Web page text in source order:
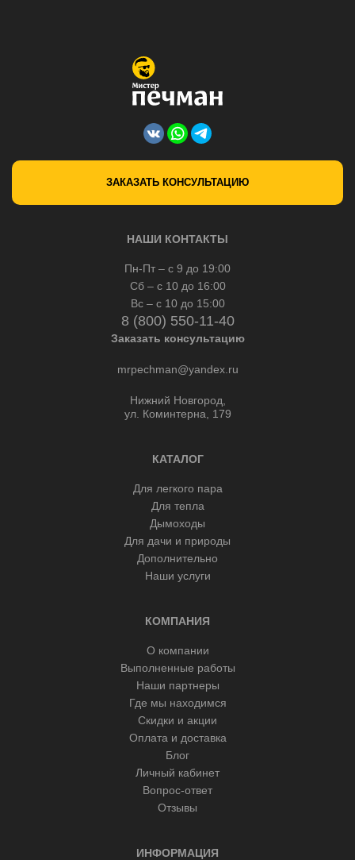
ЗАКАЗАТЬ КОНСУЛЬТАЦИЮ
НАШИ КОНТАКТЫ
Пн-Пт – с 9 до 19:00
Сб – с 10 до 16:00
Вс – с 10 до 15:00
8 (800) 550-11-40
Заказать консультацию
mrpechman@yandex.ru
Нижний Новгород,
ул. Коминтерна, 179
КАТАЛОГ
Для легкого пара
Для тепла
Дымоходы
Для дачи и природы
Дополнительно
Наши услуги
КОМПАНИЯ
О компании
Выполненные работы
Наши партнеры
Где мы находимся
Скидки и акции
Оплата и доставка
Блог
Личный кабинет
Вопрос-ответ
Отзывы
ИНФОРМАЦИЯ